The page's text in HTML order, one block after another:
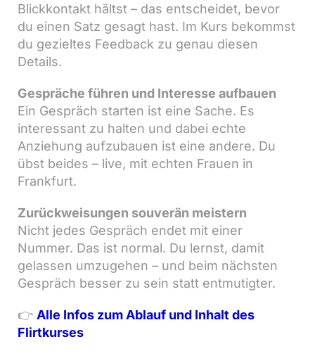
Blickkontakt hältst – das entscheidet, bevor
du einen Satz gesagt hast. Im Kurs bekommst
du gezieltes Feedback zu genau diesen
Details.
Gespräche führen und Interesse aufbauen
Ein Gespräch starten ist eine Sache. Es
interessant zu halten und dabei echte
Anziehung aufzubauen ist eine andere. Du
übst beides – live, mit echten Frauen in
Frankfurt.
Zurückweisungen souverän meistern
Nicht jedes Gespräch endet mit einer
Nummer. Das ist normal. Du lernst, damit
gelassen umzugehen – und beim nächsten
Gespräch besser zu sein statt entmutigter.
👉 Alle Infos zum Ablauf und Inhalt des
Flirtkurses